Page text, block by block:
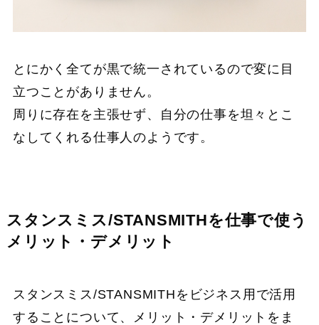
とにかく全てが黒で統一されているので変に目
立つことがありません。
周りに存在を主張せず、自分の仕事を坦々とこ
なしてくれる仕事人のようです。
スタンスミス/STANSMITHを仕事で使う
メリット・デメリット
スタンスミス/STANSMITHをビジネス用で活用
することについて、メリット・デメリットをま